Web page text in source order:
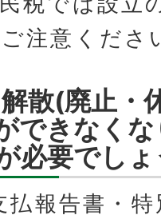
注意くださ
散(廃止・
できなく
必要でし
払報告書・